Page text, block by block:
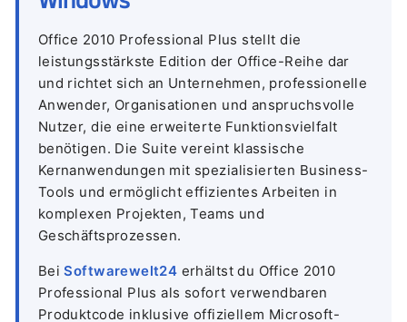
Office 2010 Professional Plus stellt die
leistungsstärkste Edition der Office-Reihe dar
und richtet sich an Unternehmen, professionelle
Anwender, Organisationen und anspruchsvolle
Nutzer, die eine erweiterte Funktionsvielfalt
benötigen. Die Suite vereint klassische
Kernanwendungen mit spezialisierten Business-
Tools und ermöglicht effizientes Arbeiten in
komplexen Projekten, Teams und
Geschäftsprozessen.
BeiSoftwarewelt24 erhältst du Office 2010
Professional Plus als sofort verwendbaren
Produktcode inklusive offiziellem Microsoft-